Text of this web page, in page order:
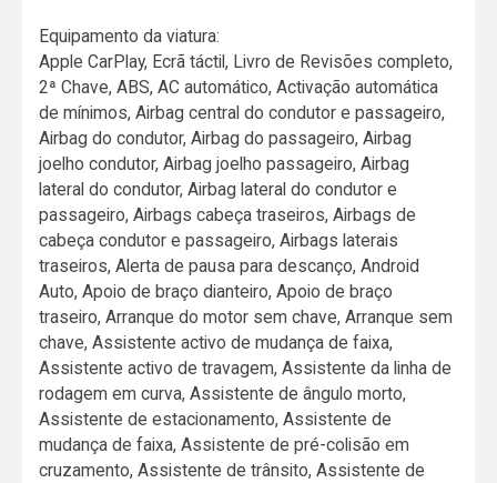
Equipamento da viatura:
Apple CarPlay, Ecrã táctil, Livro de Revisões completo,
2ª Chave, ABS, AC automático, Activação automática
de mínimos, Airbag central do condutor e passageiro,
Airbag do condutor, Airbag do passageiro, Airbag
joelho condutor, Airbag joelho passageiro, Airbag
lateral do condutor, Airbag lateral do condutor e
passageiro, Airbags cabeça traseiros, Airbags de
cabeça condutor e passageiro, Airbags laterais
traseiros, Alerta de pausa para descanço, Android
Auto, Apoio de braço dianteiro, Apoio de braço
traseiro, Arranque do motor sem chave, Arranque sem
chave, Assistente activo de mudança de faixa,
Assistente activo de travagem, Assistente da linha de
rodagem em curva, Assistente de ângulo morto,
Assistente de estacionamento, Assistente de
mudança de faixa, Assistente de pré-colisão em
cruzamento, Assistente de trânsito, Assistente de